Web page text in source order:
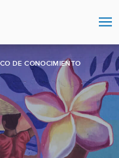
DE CONOCIMIENTO